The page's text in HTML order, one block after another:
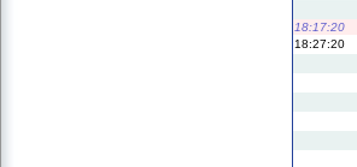
18:17:20
18:27:20